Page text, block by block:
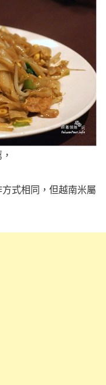
式相同，但越南米屬